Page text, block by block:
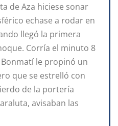
de Aza hiciese sonar
echase a rodar en
llegó la primera
Corría el minuto 8
le propinó un
que se estrelló con
de la portería
avisaban las